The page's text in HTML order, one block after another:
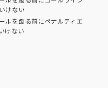
けない
ルを蹴る前にペナルティエ
けない